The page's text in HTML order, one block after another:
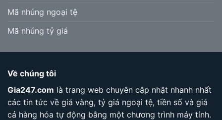
Mã nhúng ngoại tệ
Mã nhúng tỷ giá
Về chúng tôi
Gia247.com là trang web chuyên cập nhật nhanh nhất
các tin tức về giá vàng, tỷ giá ngoại tệ, tiền số và giá
cả hàng hóa tự động bằng một chương trình máy tính.